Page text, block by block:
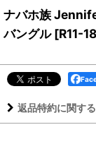
ナバホ族
バングル [R11-
返品特約に関す